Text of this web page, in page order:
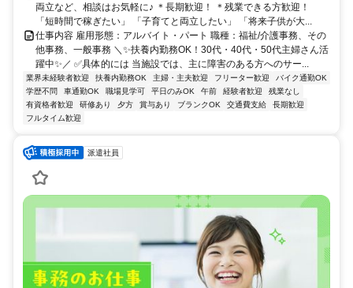
両立など、相談はお気軽に♪ ＊長期歓迎！ ＊残業できる方歓迎！
「短時間で稼ぎたい」 「子育てと両立したい」 「将来子供が大...
仕事内容 雇用形態：アルバイト・パート 職種：福祉/介護事務、その
他事務、一般事務 ＼✨扶養内勤務OK！30代・40代・50代主婦さん活
躍中✨／ ✅具体的には 当施設では、主に障害のある方へのサー...
業界未経験者歓迎 扶養内勤務OK 主婦・主夫歓迎 フリーター歓迎
バイク通勤OK
学歴不問
車通勤OK 職場見学可 平日のみOK 午前 経験者歓迎
残業なし
有資格者歓迎
研修あり 夕方 賞与あり ブランクOK 交通費支給
長期歓迎
フルタイム歓迎
派遣社員